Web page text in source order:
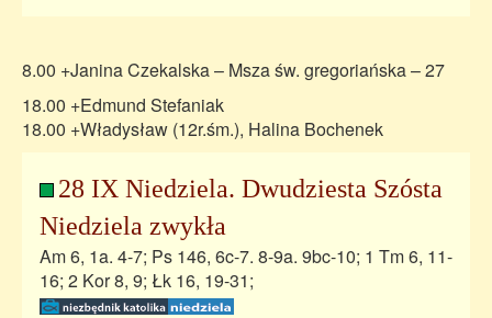
8.00 +Janina Czekalska – Msza św. gregoriańska – 27
18.00 +Edmund Stefaniak
18.00 +Władysław (12r.śm.), Halina Bochenek
28 IX Niedziela. Dwudziesta Szósta
Niedziela zwykła
Am 6, 1a. 4-7; Ps 146, 6c-7. 8-9a. 9bc-10; 1 Tm 6, 11-
16; 2 Kor 8, 9; Łk 16, 19-31;